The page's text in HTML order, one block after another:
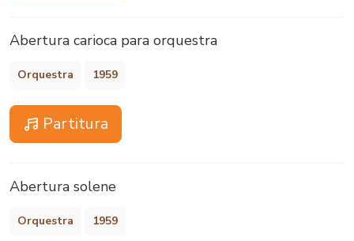
Abertura carioca para orquestra
Orquestra 1959
Partitura
Abertura solene
Orquestra 1959